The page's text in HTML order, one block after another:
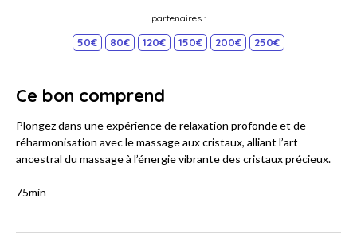
partenaires :
50€ 80€ 120€ 150€ 200€ 250€
Ce bon comprend
Plongez dans une expérience de relaxation profonde et de
réharmonisation avec le massage aux cristaux, alliant l’art
ancestral du massage à l’énergie vibrante des cristaux précieux.
75min